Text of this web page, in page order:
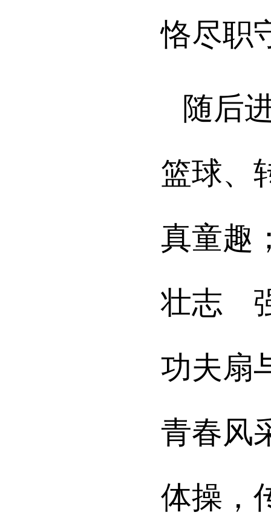
恪尽职
随后
篮球、
真童趣
壮志
功夫扇
青春风
体操，